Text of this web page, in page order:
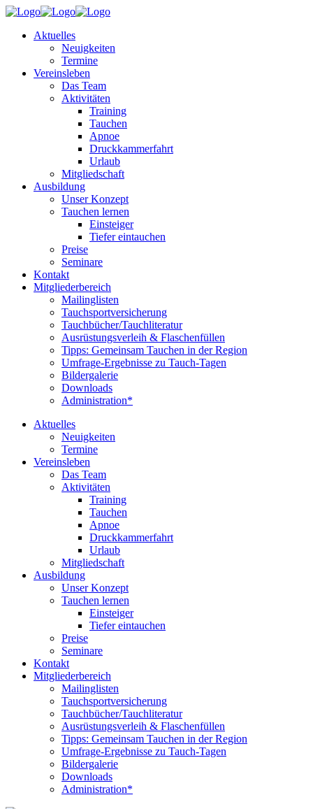
Aktuelles
Neuigkeiten
Termine
Vereinsleben
Das Team
Aktivitäten
Training
Tauchen
Apnoe
Druckkammerfahrt
Urlaub
Mitgliedschaft
Ausbildung
Unser Konzept
Tauchen lernen
Einsteiger
Tiefer eintauchen
Preise
Seminare
Kontakt
Mitgliederbereich
Mailinglisten
Tauchsportversicherung
Tauchbücher/Tauchliteratur
Ausrüstungsverleih & Flaschenfüllen
Tipps: Gemeinsam Tauchen in der Region
Umfrage-Ergebnisse zu Tauch-Tagen
Bildergalerie
Downloads
Administration*
Aktuelles
Neuigkeiten
Termine
Vereinsleben
Das Team
Aktivitäten
Training
Tauchen
Apnoe
Druckkammerfahrt
Urlaub
Mitgliedschaft
Ausbildung
Unser Konzept
Tauchen lernen
Einsteiger
Tiefer eintauchen
Preise
Seminare
Kontakt
Mitgliederbereich
Mailinglisten
Tauchsportversicherung
Tauchbücher/Tauchliteratur
Ausrüstungsverleih & Flaschenfüllen
Tipps: Gemeinsam Tauchen in der Region
Umfrage-Ergebnisse zu Tauch-Tagen
Bildergalerie
Downloads
Administration*